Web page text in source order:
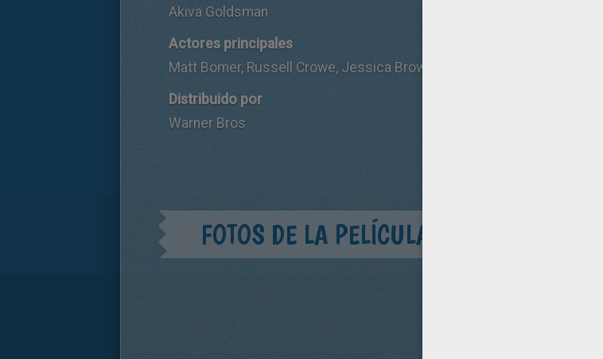
Akiva Goldsman
Actores principales
Matt Bomer, Russell Crowe, Jessica Brown Findlay, Colin Farrell
Distribuido por
Warner Bros
FOTOS DE LA PELÍCULA